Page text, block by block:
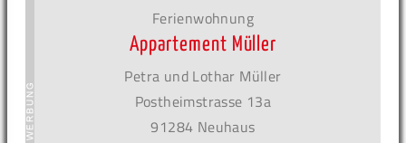
Ferienwohnung
Appartement Müller
Petra und Lothar Müller
Postheimstrasse 13a
91284 Neuhaus